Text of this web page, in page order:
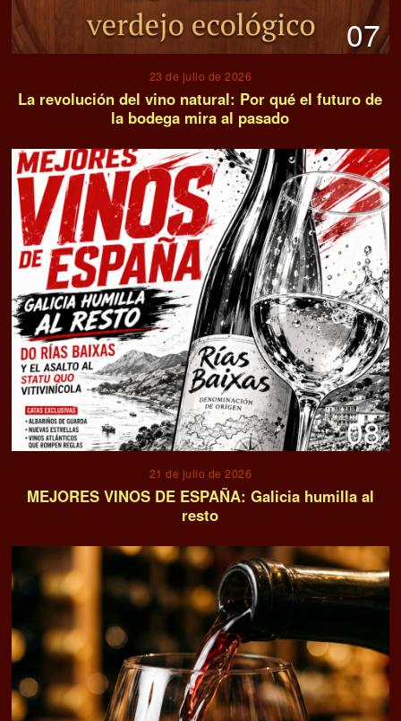
09
18 de julio de 2026
La cultura del vino se muda a las zonas
residenciales de Madrid
10